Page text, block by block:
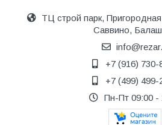
ТЦ строй парк,
Саввино,
+7 (916) 730-
+7 (499) 499-
Пн-Пт 09:00 -